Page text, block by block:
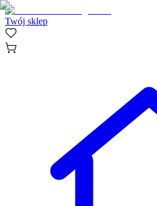
Twój sklep